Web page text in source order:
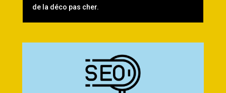
de la déco pas cher.